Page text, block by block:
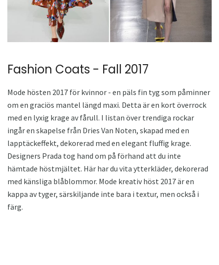
Fashion Coats - Fall 2017
Mode hösten 2017 för kvinnor - en päls fin tyg som påminner
om en graciös mantel längd maxi. Detta är en kort överrock
med en lyxig krage av fårull. I listan över trendiga rockar
ingår en skapelse från Dries Van Noten, skapad med en
lapptäckeffekt, dekorerad med en elegant fluffig krage.
Designers Prada tog hand om på förhand att du inte
hämtade höstmjältet. Här har du vita ytterkläder, dekorerad
med känsliga blåblommor. Mode kreativ höst 2017 är en
kappa av tyger, särskiljande inte bara i textur, men också i
färg.